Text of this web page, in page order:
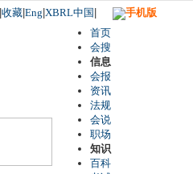
收藏 Eng XBRL中国
手机版
首页
会搜
信息
会报
资讯
法规
会说
职场
知识
百科